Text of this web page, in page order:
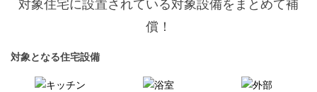
対象住宅に設置されている対象設備をまとめて補
償！
対象となる住宅設備